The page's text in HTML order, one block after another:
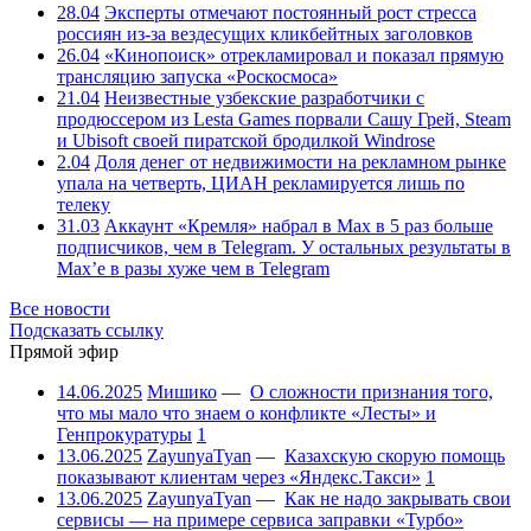
28.04 Эксперты отмечают постоянный рост стресса
россиян из-за вездесущих кликбейтных заголовков
26.04 «Кинопоиск» отрекламировал и показал прямую
трансляцию запуска «Роскосмоса»
21.04 Неизвестные узбекские разработчики с
продюссером из Lesta Games порвали Сашу Грей, Steam
и Ubisoft своей пиратской бродилкой Windrose
2.04 Доля денег от недвижимости на рекламном рынке
упала на четверть, ЦИАН рекламируется лишь по
телеку
31.03 Аккаунт «Кремля» набрал в Max в 5 раз больше
подписчиков, чем в Telegram. У остальных результаты в
Max’е в разы хуже чем в Telegram
Все новости
Подсказать ссылку
Прямой эфир
14.06.2025 Мишико — О сложности признания того,
что мы мало что знаем о конфликте «Лесты» и
Генпрокуратуры 1
13.06.2025 ZayunyaTyan — Казахскую скорую помощь
показывают клиентам через «Яндекс.Такси» 1
13.06.2025 ZayunyaTyan — Как не надо закрывать свои
сервисы — на примере сервиса заправки «Турбо»